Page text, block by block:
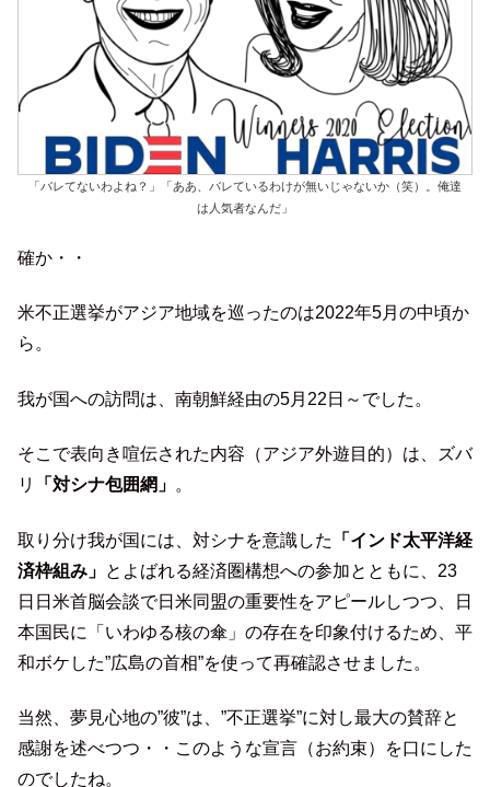
「バレてないわよね？」「ああ、バレているわけが無いじゃないか（笑）。俺達
は人気者なんだ」
確か・・
米不正選挙がアジア地域を巡ったのは2022年5月の中頃か
ら。
我が国への訪問は、南朝鮮経由の5月22日～でした。
そこで表向き喧伝された内容（アジア外遊目的）は、ズバ
リ
「対シナ包囲網」 。
取り分け我が国には、対シナを意識した
「インド太平洋経
済枠組み」 とよばれる経済圏構想への参加とともに、23
日日米首脳会談で日米同盟の重要性をアピールしつつ、日
本国民に「いわゆる核の傘」の存在を印象付けるため、平
和ボケした”広島の首相”を使って再確認させました。
当然、夢見心地の”彼”は、”不正選挙”に対し最大の賛辞と
感謝を述べつつ・・このような宣言（お約束）を口にした
のでしたね。